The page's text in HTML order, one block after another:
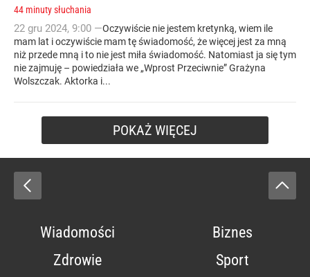
44 minuty słuchania
22 gru 2024, 9:00 —Oczywiście nie jestem kretynką, wiem ile
mam lat i oczywiście mam tę świadomość, że więcej jest za mną
niż przede mną i to nie jest miła świadomość. Natomiast ja się tym
nie zajmuję – powiedziała we „Wprost Przeciwnie” Grażyna
Wolszczak. Aktorka i...
POKAŻ WIĘCEJ
Wiadomości
Biznes
Zdrowie
Sport